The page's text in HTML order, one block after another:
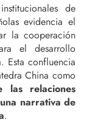
de
evidencia el
la cooperación
el desarrollo
Esta confluencia
China como
las relaciones
narrativa de
.